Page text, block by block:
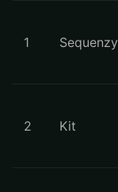
1 Sequenzy
2 Kit